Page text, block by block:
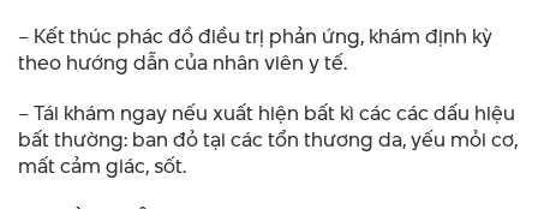
– Kết thúc phác đồ điều trị phản ứng, khám định kỳ
theo hướng dẫn của nhân viên y tế.
– Tái khám ngay nếu xuất hiện bất kì các các dấu hiệu
bất thường: ban đỏ tại các tổn thương da, yếu mỏi cơ,
mất cảm giác, sốt.